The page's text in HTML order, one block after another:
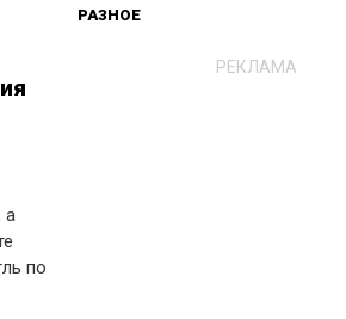
а
по
РАЗНОЕ
РЕКЛАМА